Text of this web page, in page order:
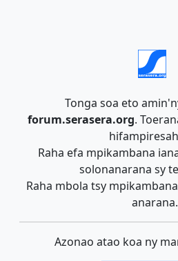
Tonga soa eto
forum.serasera.org.
Raha efa mpikambana
solonanarana sy
Raha mbola tsy
anarana.
Azonao atao koa ny